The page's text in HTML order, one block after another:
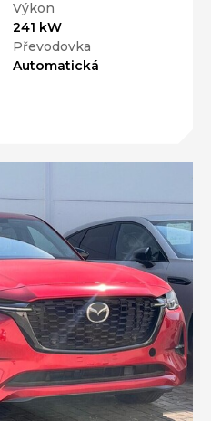
Výkon
241 kW
Převodovka
Automatická